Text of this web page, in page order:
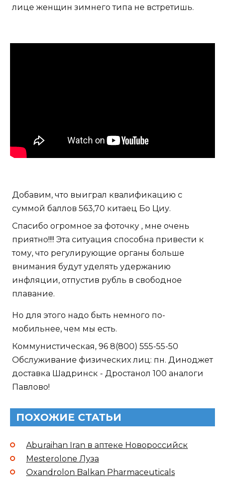
лице женщин зимнего типа не встретишь.
Добавим, что выиграл квалификацию с
суммой баллов 563,70 китаец Бо Циу.
Спасибо огромное за фоточку , мне очень
приятно!!!! Эта ситуация способна привести к
тому, что регулирующие органы больше
внимания будут уделять удержанию
инфляции, отпустив рубль в свободное
плавание.
Но для этого надо быть немного по-
мобильнее, чем мы есть.
Коммунистическая, 96 8(800) 555-55-50
Обслуживание физических лиц: пн. Диноджет
доставка Шадринск - Дростанол 100 аналоги
Павлово!
ПОХОЖИЕ СТАТЬИ
Aburaihan Iran в аптеке Новороссийск
Mesterolone Луза
Oxandrolon Balkan Pharmaceuticals